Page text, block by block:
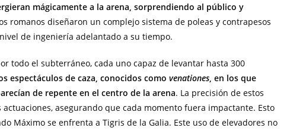
mágicamente a la arena, sorprendiendo al público y
romanos diseñaron un complejo sistema de poleas y contrapesos
de ingeniería adelantado a su tiempo.
todo el subterráneo, cada uno capaz de levantar hasta 300
espectáculos de caza, conocidos como venationes, en los que
de repente en el centro de la arena. La precisión de estos
asegurando que cada momento fuera impactante. Esto
Máximo se enfrenta a Tigris de la Galia. Este uso de elevadores no